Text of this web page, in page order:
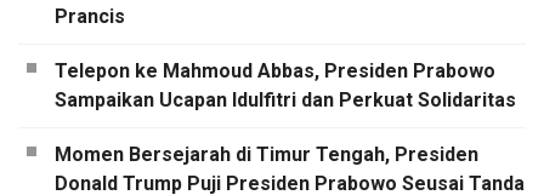
Prancis
Telepon ke Mahmoud Abbas, Presiden Prabowo
Sampaikan Ucapan Idulfitri dan Perkuat Solidaritas
Momen Bersejarah di Timur Tengah, Presiden
Donald Trump Puji Presiden Prabowo Seusai Tanda